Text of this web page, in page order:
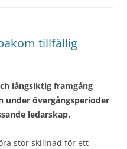
tillfällig
långsiktig framgång
övergångsperioder
ledarskap.
stor skillnad för ett